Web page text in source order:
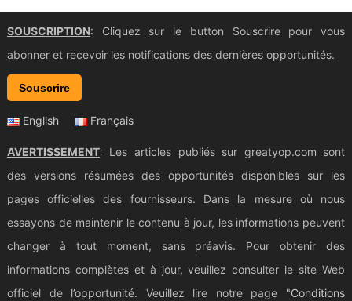
SOUSCRIPTION: Cliquez sur le button Souscrire pour vous
abonner et recevoir les notifications des dernières opportunités.
Souscrire
English Français
AVERTISSEMENT: Les articles publiés sur greatyop.com sont
des versions résumées des opportunités disponibles sur les
pages officielles des fournisseurs. Dans la mesure où nous
essayons de maintenir le contenu à jour, les informations peuvent
changer à tout moment, sans préavis. Pour obtenir des
informations complètes et à jour, veuillez consulter le site Web
officiel de l’opportunité. Veuillez lire notre page "Conditions